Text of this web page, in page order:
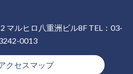
マルヒロ八重洲ビル8F TEL：03-
0013
クセスマップ